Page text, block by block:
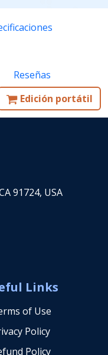
Reseñas
Edición portátil
91724, USA
Links
of Use
Policy
Policy